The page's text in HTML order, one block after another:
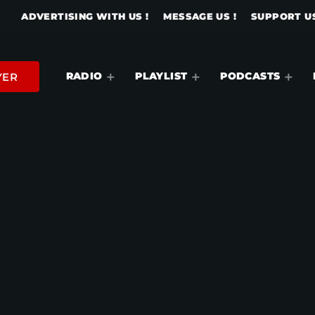
ADVERTISING WITH US ! MESSAGE US ! SUPPORT
RADIO PLAYLIST PODCASTS